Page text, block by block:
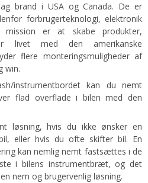
brand i USA og Canada. De er
forbrugerteknologi, elektronik
mission er at skabe produkter,
livet med den amerikanske
flere monteringsmuligheder af
win.
instrumentbordet kan du nemt
flad overflade i bilen med den
løsning, hvis du ikke ønsker en
eller hvis du ofte skifter bil. En
kan nemlig nemt fastsættes i de
i bilens instrumentbræt, og det
nem og brugervenlig løsning.